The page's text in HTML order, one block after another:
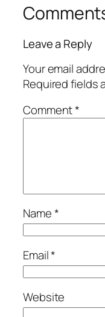
Leave a Reply
Your email
Required fields
Comment*
Name*
Email*
Website